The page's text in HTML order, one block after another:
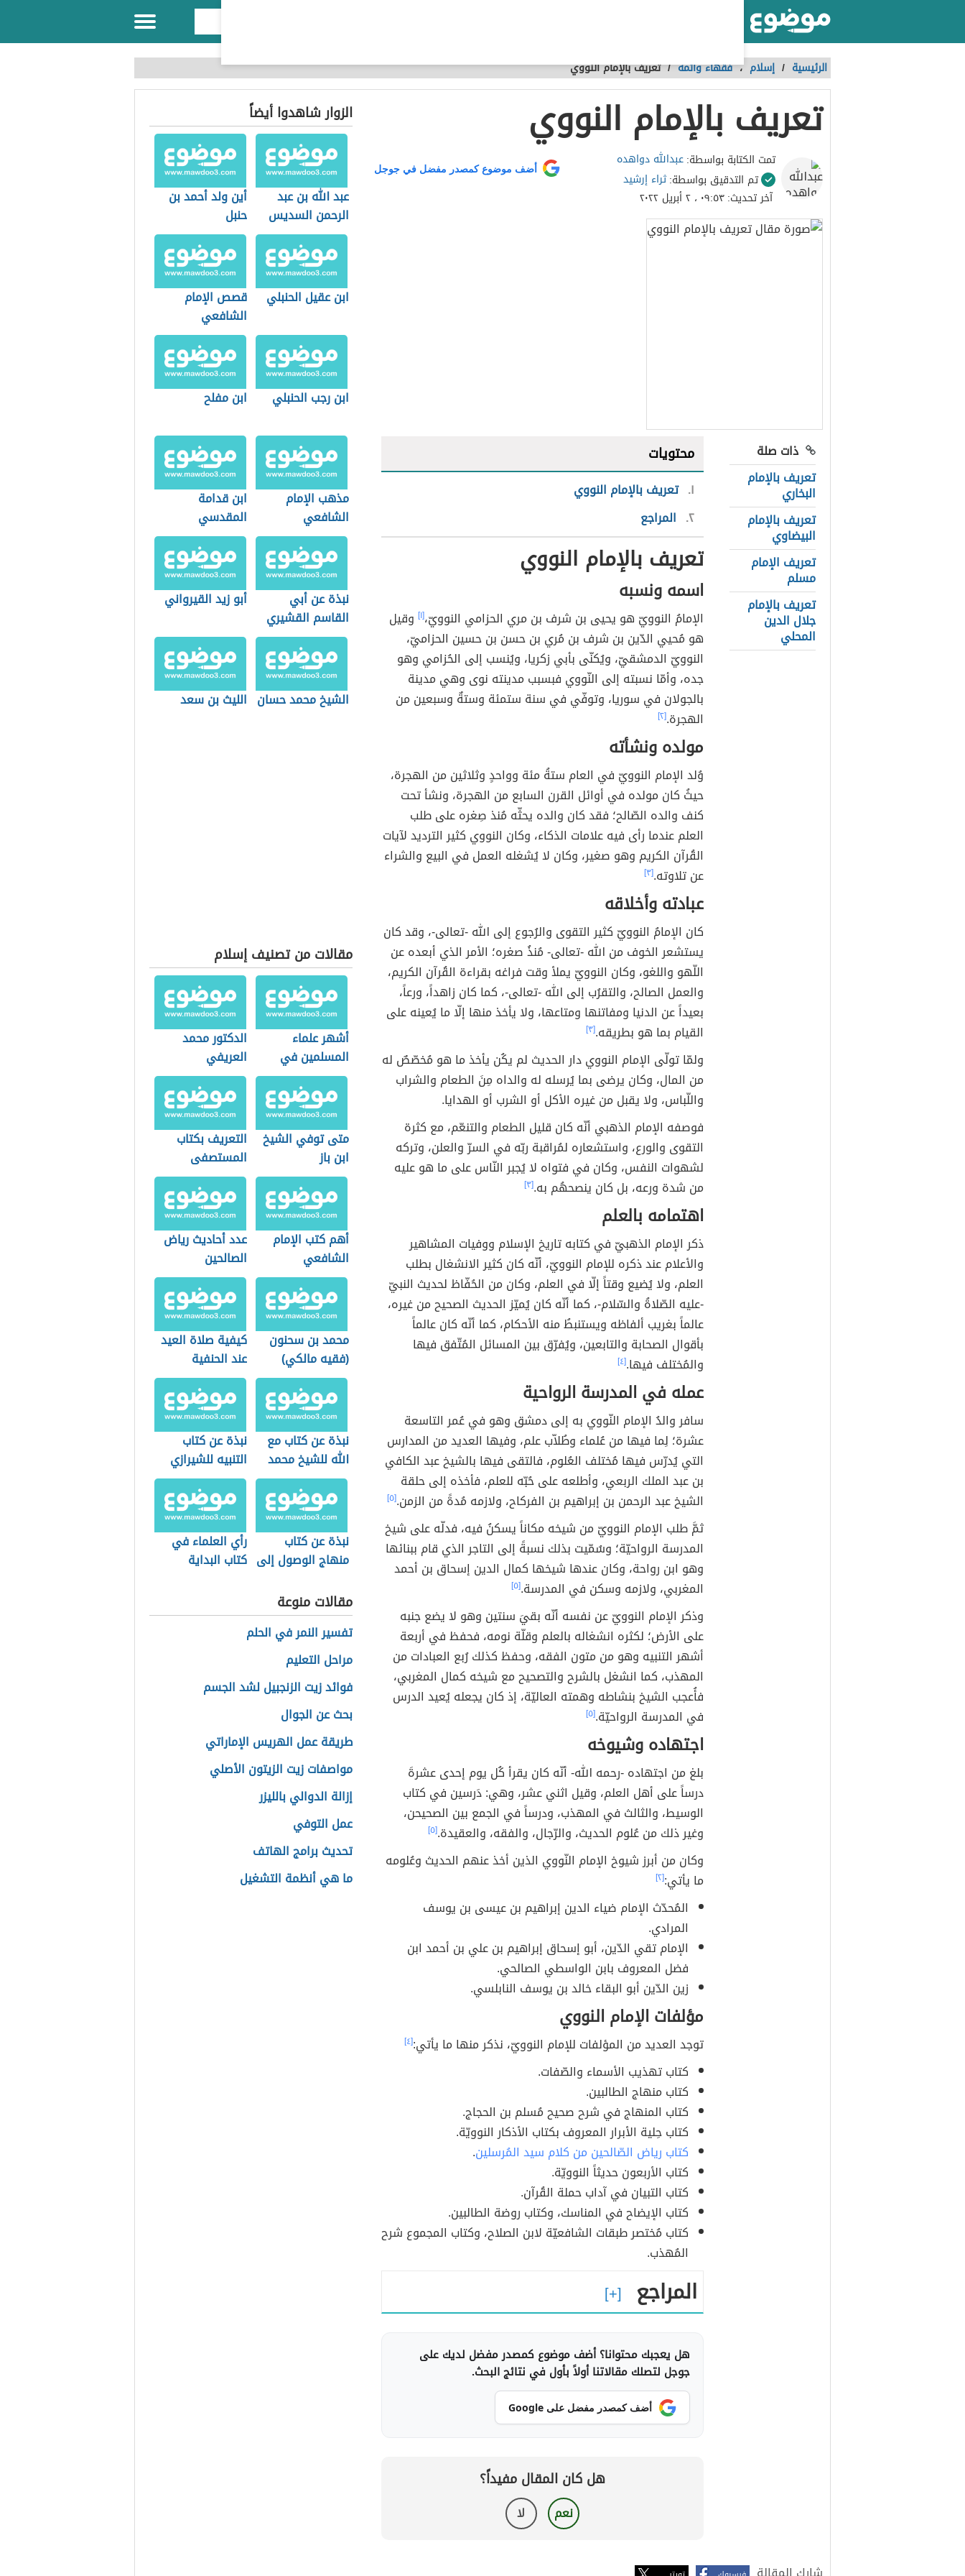
الرئيسية / إسلام ،فقهاء وأئمة /تعريف بالإمام النووي
تعريف بالإمام النووي
تمت الكتابة بواسطة:عبدالله دواهده
تم التدقيق بواسطة:ثراء إرشيد
آخر تحديث:٠٩:٥٣ ، ٢ أبريل ٢٠٢٢
أضف موضوع كمصدر مفضل في جوجل
ذات صلة
تعريف بالإمام
البخاري
تعريف بالإمام
البيضاوي
تعريف الإمام
مسلم
تعريف بالإمام
جلال الدين
المحلي
محتويات
١ تعريف بالإمام النووي
٢ المراجع
تعريف بالإمام النووي
اسمه ونسبه
الإمامُ النوويّ هو يحيى بن شرف بن مري الحزامي النوويّ،[١] وقيل
هو مُحيي الدّين بن شرف بن مُري بن حسن بن حسين الحزاميّ،
النوويّ الدمشقيّ، ويُكنّى بأبي زكريا، ويُنسب إلى الحُزامي وهو
جده، وأمّا نسبته إلى النّووي فبسبب مدينته نوى وهي مدينة
بالجولان في سوريا، وتوفّي في سنة ستمئة وستةٌ وسبعين من
الهجرة.[٢]
مولده ونشأته
وُلد الإمام النوويّ في العام ستةُ مئة وواحدٍ وثلاثين من الهجرة،
حيثُ كان مولده في أوائل القرن السابع من الهجرة، ونشأ تحت
كنف والده الصّالح؛ فقد كان والده يحثّه مُنذ صِغره على طلب
العلم عندما رأى فيه علامات الذكاء، وكان النووي كثير الترديد لآيات
القُرآن الكريم وهو صغير، وكان لا يُشغله العمل في البيع والشراء
عن تلاوته.[٣]
عبادته وأخلاقه
كان الإمامُ النوويّ كثير التقوى والرُجوع إلى الله -تعالى-، وقد كان
يستشعر الخوف من الله -تعالى- مُنذُ صغره؛ الأمر الذي أبعده عن
اللّهو واللغو، وكان النوويّ يملأ وقت فراغه بقراءة القُرآن الكريم،
والعمل الصالح، والتقرُب إلى الله -تعالى-، كما كان زاهداً، ورعاً،
بعيداً عن الدنيا ومفاتنها ومتاعها، ولا يأخذ منها إلّا ما يُعينه على
القيام بما هو بطريقه.[٣]
ولمّا تولّى الإمام النووي دار الحديث لم يكُن يأخذ ما هو مُخصّصٌ له
من المال، وكان يرضى بما يُرسله له والداه مِنَ الطعام والشراب
واللّباس، ولا يقبل من غيره الأكل أو الشرب أو الهدايا.
فوصفه الإمام الذهبي أنّه كان قليل الطعام والتنعّم، مع كثرة
التقوى والورع، واستشعاره لمُراقبة ربّه في السرّ والعلن، وتركه
لشهوات النفس، وكان في فتواه لا يُجبر النّاس على ما هو عليه
من شدة ورعه، بل كان ينصحهُم به.[٣]
اهتمامه بالعلم
ذكر الإمام الذهبيّ في كتابه تاريخ الإسلام ووفيات المشاهير
والأعلام عند ذكره للإمام النوويّ، أنّه كان كثير الانشغال بطلب
العلم، ولا يُضيع وقتاً إلّا في العلم، وكان من الحُفّاظ لحديث النبيّ
-عليه الصّلاةُ والسّلام-، كما أنّه كان يُميّز الحديث الصحيح من غيره،
عالماً بغريب ألفاظه ويستنبطُ منه الأحكام، كما أنّه كان عالماً
بأقوال الصحابة والتابعين، ويُفرّق بين المسائل المُتّفق فيها
والمُختلف فيها.[٤]
عمله في المدرسة الرواحية
سافر والدُ الإمام النّووي به إلى دمشق وهو في عُمر التاسعة
عشرة؛ لِما فيها من عُلماء وطُلاّب علم، وفيها العديد من المدارس
التي يُدرّس فيها مُختلف العُلوم، فالتقى فيها بالشيخ عبد الكافي
بن عبد الملك الربعي، وأطلعه على حُبّه للعلم، فأخذه إلى حلقة
الشيخ عبد الرحمن بن إبراهيم بن الفركاح، ولازمه مُدةً من الزمن.[٥]
ثمَّ طلب الإمام النوويّ من شيخه مكاناً يسكنُ فيه، فدلّه على شيخ
المدرسة الرواحيّة؛ وسُمّيت بذلك نسبةً إلى التاجر الذي قام ببنائها
وهو ابن رواحة، وكان عندها شيخها كمال الدين إسحاق بن أحمد
المغربي، ولازمه وسكن في المدرسة.[٥]
وذكر الإمام النوويّ عن نفسه أنّه بقيَ سنتين وهو لا يضع جنبه
على الأرض؛ لكثره انشغاله بالعلم وقلّة نومه، فحفظ في أربعة
أشهر التنبيه وهو من متون الفقه، وحفظ كذلك رُبع العبادات من
المهذب، كما انشغل بالشرح والتصحيح مع شيخه كمال المغربي،
فأُعجب الشيخ بنشاطه وهمته العاليّة، إذ كان يجعله يُعيد الدرس
في المدرسة الرواحيّة.[٥]
اجتهاده وشيوخه
بلغ من اجتهاده -رحمه الله- أنّه كان يقرأ كُل يوم إحدى عشرةَ
درساً على أهل العلم، وقيل اثني عشر، وهي: دَرسين في كتاب
الوسيط، والثالث في المهذب، ودرساً في الجمع بين الصحيحن،
وغير ذلك من عُلوم الحديث، والرّجال، والفقه، والعقيدة.[٥]
وكان من أبرز شيوخ الإمام النّووي الذين أخذ عنهم الحديث وعُلومه
ما يأتي:[٢]
المُحدّث الإمام ضياء الدين إبراهيم بن عيسى بن يوسف
المرادي.
الإمام تقي الدّين، أبو إسحاق إبراهيم بن علي بن أحمد ابن
فضل المعروف بابن الواسطي الصالحي.
زين الدّين أبو البقاء خالد بن يوسف النابلسي.
مؤلفات الإمام النووي
توجد العديد من المؤلفات للإمام النوويّ، نذكر منها ما يأتي:[٤]
كتاب تهذيب الأسماء والصّفات.
كتاب منهاج الطالبين.
كتاب المنهاج في شرح صحيح مُسلم بن الحجاج.
كتاب حِلية الأبرار المعروف بكتاب الأذكار النوويّة.
كتاب رياض الصّالحين من كلام سيد المُرسلين.
كتاب الأربعون حديثاً النوويّة.
كتاب التبيان في آداب حملة القُرآن.
كتاب الإيضاح في المناسك، وكتاب روضة الطالبين.
كتاب مُختصر طبقات الشافعيّة لابن الصلاح، وكتاب المجموع شرح
المُهذب.
المراجع
هل يعجبك محتوانا؟ أضف موضوع كمصدر مفضل لديك على
جوجل لتصلك مقالاتنا أولاً بأول في نتائج البحث.
أضف كمصدر مفضل على Google
هل كان المقال مفيداً؟
نعم لا
الزوار شاهدوا أيضاً
عبد الله بن عبد
الرحمن السديس
أين ولد أحمد بن
حنبل
ابن عقيل الحنبلي
قصص الإمام
الشافعي
ابن رجب الحنبلي ابن مفلح
مذهب الإمام
الشافعي
ابن قدامة
المقدسي
نبذة عن أبي
القاسم القشيري
أبو زيد القيرواني
الشيخ محمد حسان الليث بن سعد
مقالات من تصنيف إسلام
أشهر علماء
المسلمين في
الدين
الدكتور محمد
العريفي
متى توفي الشيخ
ابن باز
التعريف بكتاب
المستصفى
أهم كتب الإمام
الشافعي
عدد أحاديث رياض
الصالحين
محمد بن سحنون
(فقيه مالكي)
كيفية صلاة العيد
عند الحنفية
نبذة عن كتاب مع
الله للشيخ محمد
الغزالي
نبذة عن كتاب
التنبيه للشيرازي
نبذة عن كتاب
منهاج الوصول إلى
للبيضاوي
رأي العلماء في
كتاب البداية
مقالات منوعة
تفسير النمر في الحلم
مراحل التعليم
فوائد زيت الزنجبيل لشد الجسم
بحث عن الجوال
طريقة عمل الهريس الإماراتي
مواصفات زيت الزيتون الأصلي
إزالة الدوالي بالليزر
عمل التوفي
تحديث برامج الهاتف
ما هي أنظمة التشغيل